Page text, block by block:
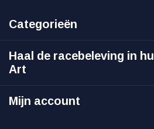
Categorieën
Haal de racebeleving in
Art
Mijn account